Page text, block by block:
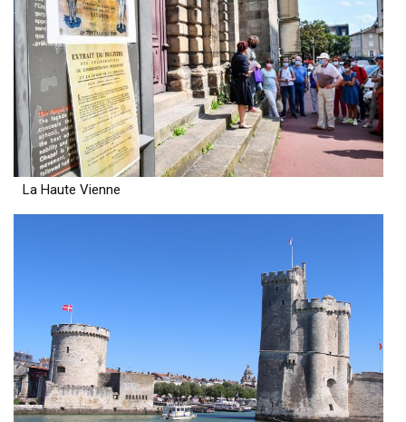
La Haute Vienne